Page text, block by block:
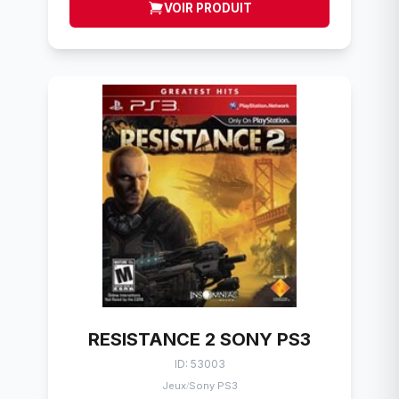
VOIR PRODUIT
RESISTANCE 2 SONY PS3
ID: 53003
Jeux/Sony PS3